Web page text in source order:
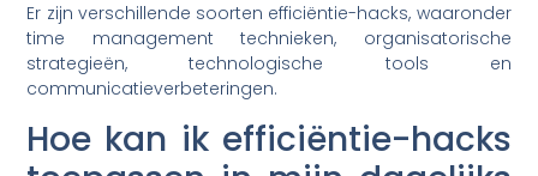
Er zijn verschillende soorten efficiëntie-hacks, waaronder
time management technieken, organisatorische
strategieën, technologische tools en
communicatieverbeteringen.
Hoe kan ik efficiëntie-hacks